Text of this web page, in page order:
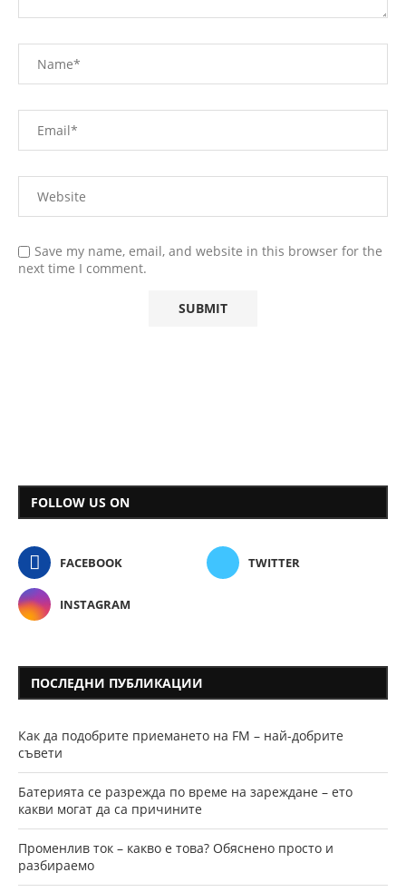
Save my name, email, and website in this browser for the
next time I comment.
FOLLOW US ON
FACEBOOK TWITTER
INSTAGRAM
ПОСЛЕДНИ ПУБЛИКАЦИИ
Как да подобрите приемането на FM – най-добрите
съвети
Батерията се разрежда по време на зареждане – ето
какви могат да са причините
Променлив ток – какво е това? Обяснено просто и
разбираемо